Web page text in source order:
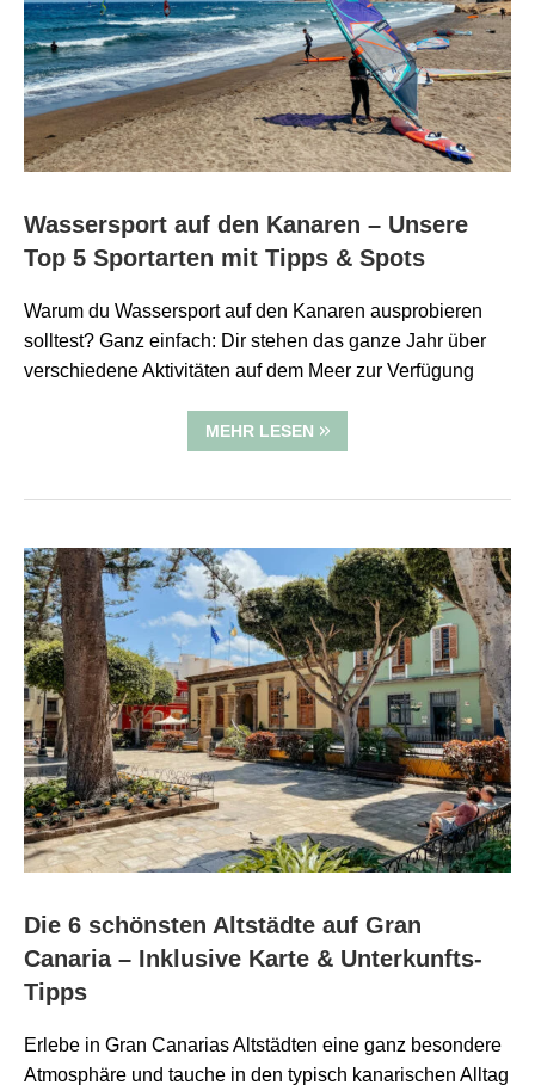
Wassersport auf den Kanaren – Unsere
Top 5 Sportarten mit Tipps & Spots
Warum du Wassersport auf den Kanaren ausprobieren
solltest? Ganz einfach: Dir stehen das ganze Jahr über
verschiedene Aktivitäten auf dem Meer zur Verfügung
MEHR LESEN
Die 6 schönsten Altstädte auf Gran
Canaria – Inklusive Karte & Unterkunfts-
Tipps
Erlebe in Gran Canarias Altstädten eine ganz besondere
Atmosphäre und tauche in den typisch kanarischen Alltag